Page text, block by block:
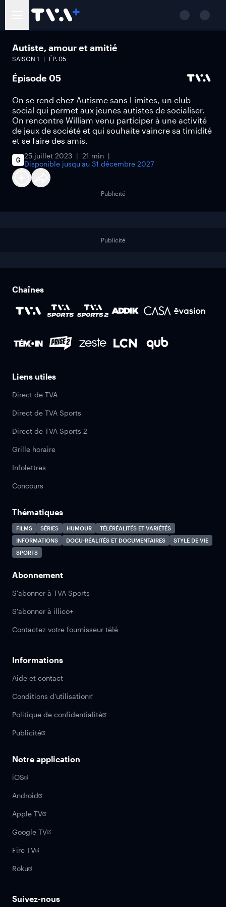
Autiste, amour et amitié
SAISON 1 ÉP. 05
Épisode 05
On se rend chez Autisme sans Limites, un club
social qui permet aux jeunes autistes de socialiser.
On rencontre William venu participer à une activité
de jeux de société et qui souhaite vaincre sa timidité
et se faire des amis.
25 juillet 2023
21 min
Disponible jusqu'au 31 décembre 2027
Publicité
Publicité
Chaînes
Liens utiles
Direct de TVA
Direct de TVA Sports
Direct de TVA Sports 2
Grille horaire
Infolettres
Concours
Thématiques
FILMS SÉRIES HUMOUR
TÉLÉRÉALITÉS ET VARIÉTÉS
INFORMATIONS
DOCU-RÉALITÉS ET DOCUMENTAIRES
STYLE DE VIE
SPORTS
Abonnement
S'abonner à TVA Sports
S'abonner à illico+
Contactez votre fournisseur télé
Informations
Aide et contact
Conditions d'utilisation
Politique de confidentialité
Publicité
Notre application
iOS
Android
Apple TV
Google TV
Fire TV
Roku
Suivez-nous